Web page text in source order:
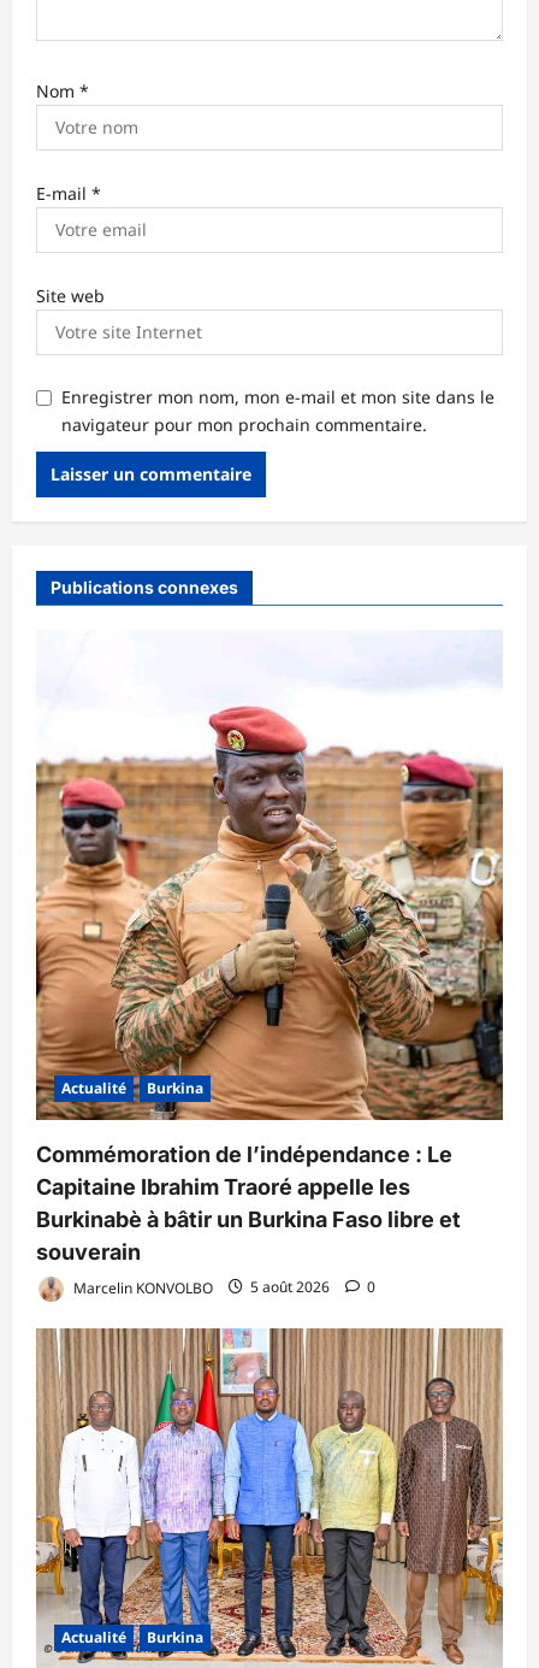
Nom *
E-mail *
Site web
Enregistrer mon nom, mon e-mail et mon site dans le
navigateur pour mon prochain commentaire.
Publications connexes
Actualité Burkina
Commémoration de l’indépendance : Le
Capitaine Ibrahim Traoré appelle les
Burkinabè à bâtir un Burkina Faso libre et
souverain
Marcelin KONVOLBO 5 août 2026 0
Actualité Burkina